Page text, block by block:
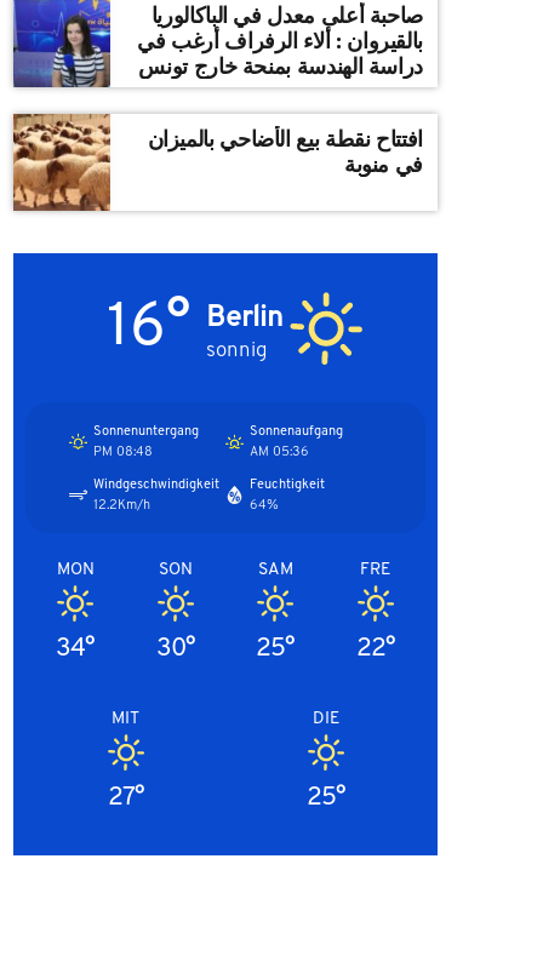
صاحبة أعلى معدل في الباكالوريا
بالقيروان : ألاء الرفراف أرغب في
دراسة الهندسة بمنحة خارج تونس
افتتاح نقطة بيع الأضاحي بالميزان
في منوبة
Berlin
sonnig
16°
Sonnenaufgang
05:36 AM
Sonnenuntergang
08:48 PM
Feuchtigkeit
64%
Windgeschwindigkeit
12.2Km/h
FRE
22°
SAM
25°
SON
30°
MON
34°
DIE
25°
MIT
27°